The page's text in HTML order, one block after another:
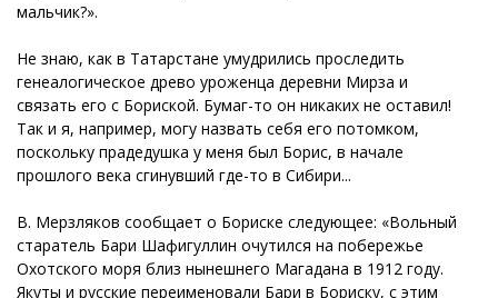
мальчик?».
Не знаю, как в Татарстане умудрились проследить
генеалогическое древо уроженца деревни Мирза и
связать его с Бориской. Бумаг-то он никаких не оставил!
Так и я, например, могу назвать себя его потомком,
поскольку прадедушка у меня был Борис, в начале
прошлого века сгинувший где-то в Сибири...
В. Мерзляков сообщает о Бориске следующее: «Вольный
старатель Бари Шафигуллин очутился на побережье
Охотского моря близ нынешнего Магадана в 1912 году.
Якуты и русские переименовали Бари в Бориску, с этим